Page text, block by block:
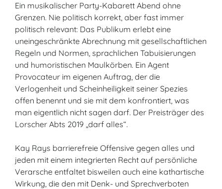
Ein musikalischer Party-Kabarett Abend ohne
Grenzen. Nie politisch korrekt, aber fast immer
politisch relevant: Das Publikum erlebt eine
uneingeschränkte Abrechnung mit gesellschaftlichen
Regeln und Normen, sprachlichen Tabuisierungen
und humoristischen Maulkörben. Ein Agent
Provocateur im eigenen Auftrag, der die
Verlogenheit und Scheinheiligkeit seiner Spezies
offen benennt und sie mit dem konfrontiert, was
man eigentlich nicht sagen darf. Der Preisträger des
Lorscher Abts 2019 „darf alles“.
Kay Rays barrierefreie Offensive gegen alles und
jeden mit einem integrierten Recht auf persönliche
Verarsche entfaltet bisweilen auch eine kathartische
Wirkung, die den mit Denk- und Sprechverboten